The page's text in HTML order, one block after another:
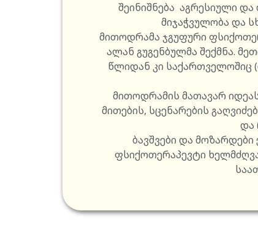
შეინიშნება აგრესიული
მიჯაჭვულობა და
მითოდრამა ჯგუფური
ალან გუგენბულმა შექმნა.
წლიდან კი საქართველოშიც
მითოდრამის მათავარ
მითების, სცენარების
და
ბავშვები და
ფსიქოთერაპევტი